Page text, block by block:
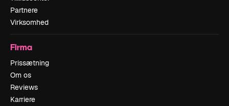
Partnere
Virksomhed
Firma
Prissætning
Om os
Reviews
Karriere